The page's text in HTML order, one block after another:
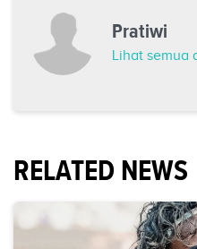
Pratiwi
Lihat semua
RELATED NEWS